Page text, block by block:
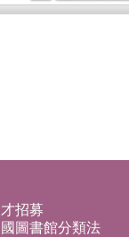
招募
圖書館分類法